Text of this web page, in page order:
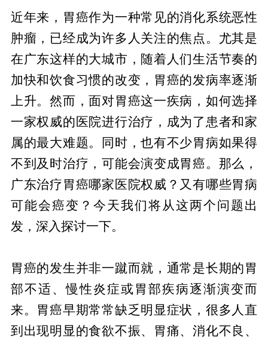
近年来，胃癌作为一种常见的消化系统恶性
肿瘤，已经成为许多人关注的焦点。尤其是
在广东这样的大城市，随着人们生活节奏的
加快和饮食习惯的改变，胃癌的发病率逐渐
上升。然而，面对胃癌这一疾病，如何选择
一家权威的医院进行治疗，成为了患者和家
属的最大难题。同时，也有不少胃病如果得
不到及时治疗，可能会演变成胃癌。那么，
广东治疗胃癌哪家医院权威？又有哪些胃病
可能会癌变？今天我们将从这两个问题出
发，深入探讨一下。
胃癌的发生并非一蹴而就，通常是长期的胃
部不适、慢性炎症或胃部疾病逐渐演变而
来。胃癌早期常常缺乏明显症状，很多人直
到出现明显的食欲不振、胃痛、消化不良、